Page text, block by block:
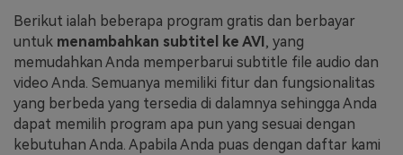
Berikut ialah beberapa program gratis dan berbayar
untuk menambahkan subtitel ke AVI , yang
memudahkan Anda memperbarui subtitle file audio dan
video Anda. Semuanya memiliki fitur dan fungsionalitas
yang berbeda yang tersedia di dalamnya sehingga Anda
dapat memilih program apa pun yang sesuai dengan
kebutuhan Anda. Apabila Anda puas dengan daftar kami